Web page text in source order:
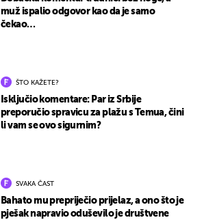
muž ispalio odgovor kao da je samo
čekao…
ŠTO KAŽETE?
Isključio komentare: Par iz Srbije
preporučio spravicu za plažu s Temua, čini
li vam se ovo sigurnim?
SVAKA ČAST
Bahato mu prepriječio prijelaz, a ono što je
pješak napravio oduševilo je društvene